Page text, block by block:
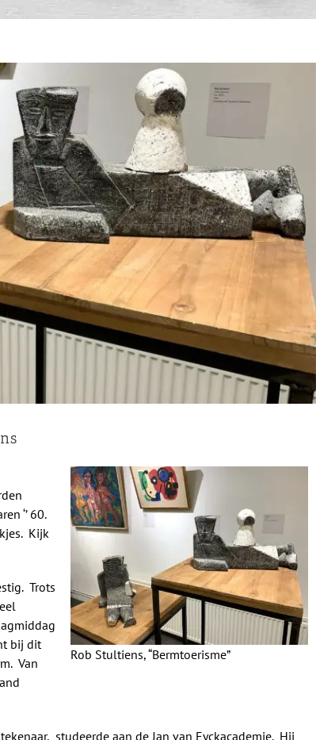
Rob Stultiens, “Bermtoerisme”
‘’ 60.
Kijk
Trots
bij dit
Van
studeerde aan de Jan van Eyckacademie. Hij